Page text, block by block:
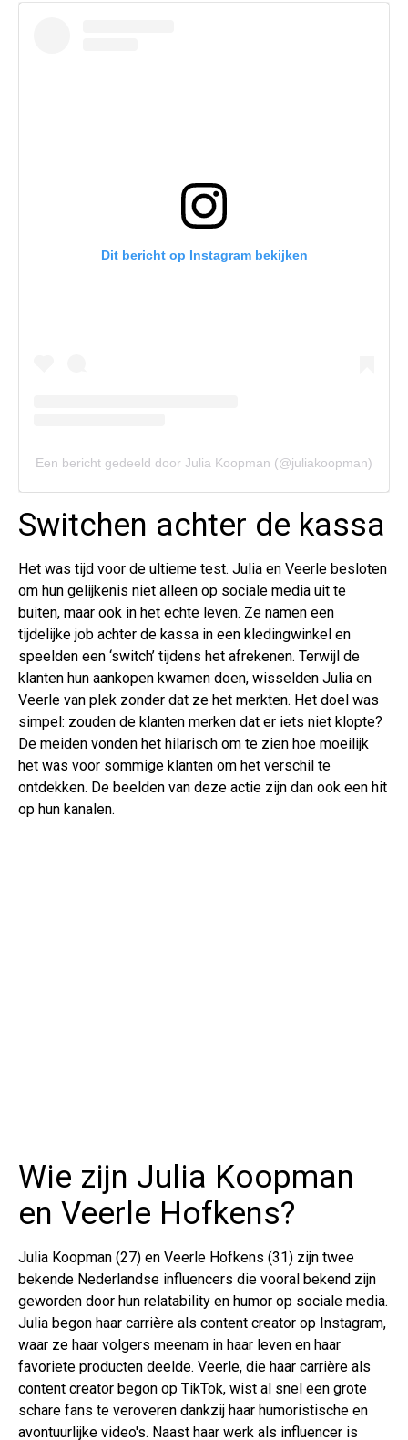
Dit bericht op Instagram bekijken
Een bericht gedeeld door Julia Koopman (@juliakoopman)
Switchen achter de kassa
Het was tijd voor de ultieme test. Julia en Veerle besloten
om hun gelijkenis niet alleen op sociale media uit te
buiten, maar ook in het echte leven. Ze namen een
tijdelijke job achter de kassa in een kledingwinkel en
speelden een ‘switch’ tijdens het afrekenen. Terwijl de
klanten hun aankopen kwamen doen, wisselden Julia en
Veerle van plek zonder dat ze het merkten. Het doel was
simpel: zouden de klanten merken dat er iets niet klopte?
De meiden vonden het hilarisch om te zien hoe moeilijk
het was voor sommige klanten om het verschil te
ontdekken. De beelden van deze actie zijn dan ook een hit
op hun kanalen.
Wie zijn Julia Koopman
en Veerle Hofkens?
Julia Koopman (27) en Veerle Hofkens (31) zijn twee
bekende Nederlandse influencers die vooral bekend zijn
geworden door hun relatability en humor op sociale media.
Julia begon haar carrière als content creator op Instagram,
waar ze haar volgers meenam in haar leven en haar
favoriete producten deelde. Veerle, die haar carrière als
content creator begon op TikTok, wist al snel een grote
schare fans te veroveren dankzij haar humoristische en
avontuurlijke video's. Naast haar werk als influencer is